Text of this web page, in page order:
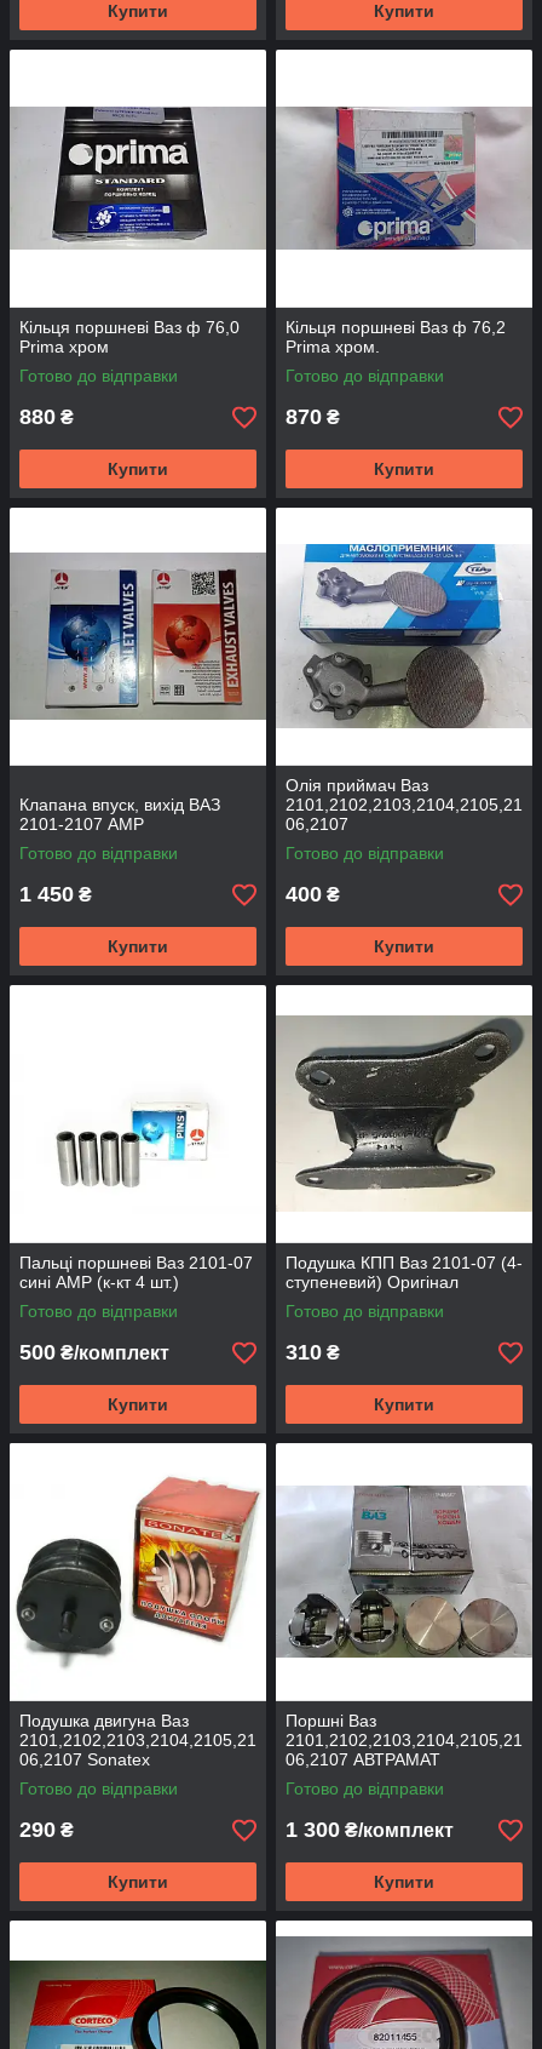
Купити Купити
Кільця поршневі Ваз ф 76,0
Prima хром
Готово до відправки
880 ₴
Купити
Кільця поршневі Ваз ф 76,2
Prima хром.
Готово до відправки
870 ₴
Купити
Клапана впуск, вихід ВАЗ
2101-2107 АМР
Готово до відправки
1 450 ₴
Купити
Олія приймач Ваз
2101,2102,2103,2104,2105,21
06,2107
Готово до відправки
400 ₴
Купити
Пальці поршневі Ваз 2101-07
сині AMP (к-кт 4 шт.)
Готово до відправки
500 ₴/комплект
Купити
Подушка КПП Ваз 2101-07 (4-
ступеневий) Оригінал
Готово до відправки
310 ₴
Купити
Подушка двигуна Ваз
2101,2102,2103,2104,2105,21
06,2107 Sonatex
Готово до відправки
290 ₴
Купити
Поршні Ваз
2101,2102,2103,2104,2105,21
06,2107 АВТРАМАТ
Готово до відправки
1 300 ₴/комплект
Купити